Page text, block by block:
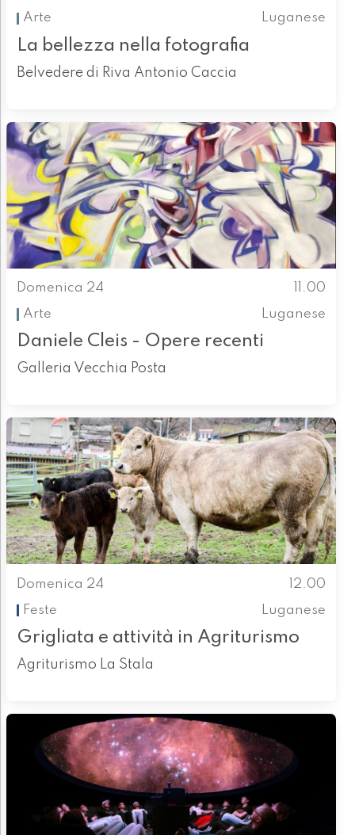
Arte
Luganese
La bellezza nella fotografia
Belvedere di Riva Antonio Caccia
Domenica 24
11.00
Arte
Luganese
Daniele Cleis - Opere recenti
Galleria Vecchia Posta
Domenica 24
12.00
Feste
Luganese
Grigliata e attività in Agriturismo
Agriturismo La Stala